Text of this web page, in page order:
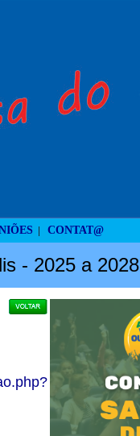
CONTAT@
- 2025 a 2028